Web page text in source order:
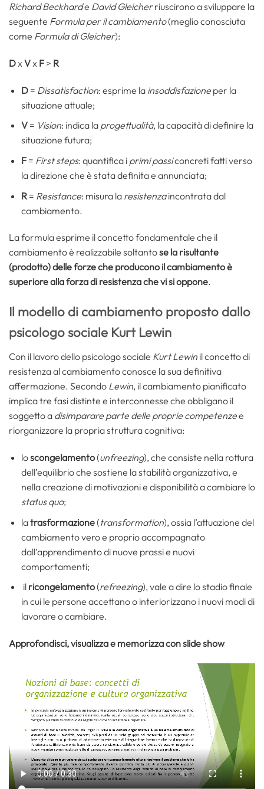
Richard Beckharde David Gleicherriuscirono a sviluppare la
seguente Formula per il cambiamento(meglio conosciuta
come Formula di Gleicher):
DxVx F > R
D= Dissatisfaction: esprime la insoddisfazioneper la
situazione attuale;
V= Vision: indica la progettualità, la capacità di definire la
situazione futura;
F= First steps: quantifica i primi passiconcreti fatti verso
la direzione che è stata definita e annunciata;
R= Resistance: misura la resistenzaincontrata dal
cambiamento.
La formula esprime il concetto fondamentale che il
cambiamento è realizzabile soltantose la risultante
(prodotto) delle forze che producono il cambiamento è
superiore alla forza di resistenza che vi si oppone.
Il modello di cambiamento proposto dallo
psicologo sociale Kurt Lewin
Con il lavoro dello psicologo sociale Kurt Lewin il concetto di
resistenza al cambiamento conosce la sua definitiva
affermazione. Secondo Lewin, il cambiamento pianificato
implica tre fasi distinte e interconnesse che obbligano il
soggetto a disimparare parte delle proprie competenzee
riorganizzare la propria struttura cognitiva:
loscongelamento(unfreezing), che consiste nella rottura
dell’equilibrio che sostiene la stabilità organizzativa, e
nella creazione di motivazioni e disponibilità a cambiare lo
status quo;
latrasformazione(transformation), ossia l’attuazione del
cambiamento vero e proprio accompagnato
dall’apprendimento di nuove prassi e nuovi
comportamenti;
il ricongelamento(refreezing), vale a dire lo stadio finale
in cui le persone accettano o interiorizzano i nuovi modi di
lavorare o cambiare.
Approfondisci, visualizza e memorizza con slide show